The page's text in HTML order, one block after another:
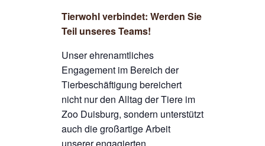
Tierwohl verbindet: Werden Sie
Teil unseres Teams!
Unser ehrenamtliches
Engagement im Bereich der
Tierbeschäftigung bereichert
nicht nur den Alltag der Tiere im
Zoo Duisburg, sondern unterstützt
auch die großartige Arbeit